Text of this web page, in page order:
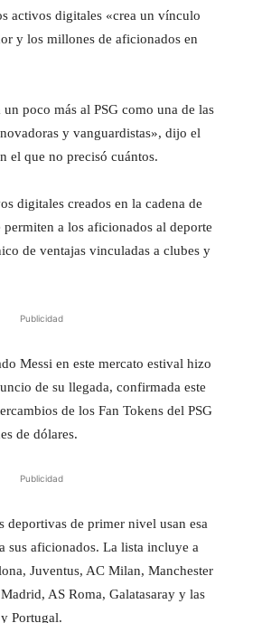
activos digitales «crea un vínculo
y los millones de aficionados en
poco más al PSG como una de las
y vanguardistas», dijo el
el que no precisó cuántos.
digitales creados en la cadena de
a los aficionados al deporte
de ventajas vinculadas a clubes y
Publicidad
Messi en este mercato estival hizo
de su llegada, confirmada este
de los Fan Tokens del PSG
de dólares.
Publicidad
deportivas de primer nivel usan esa
sus aficionados. La lista incluye a
Juventus, AC Milan, Manchester
AS Roma, Galatasaray y las
Portugal.